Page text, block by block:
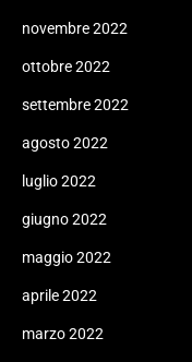
novembre 2022
ottobre 2022
settembre 2022
agosto 2022
luglio 2022
giugno 2022
maggio 2022
aprile 2022
marzo 2022